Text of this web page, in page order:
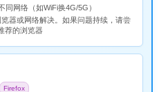
同网络（如WiFi换4G/5G）
器或网络解决。如果问题持续，请尝
荐的浏览器
Firefox